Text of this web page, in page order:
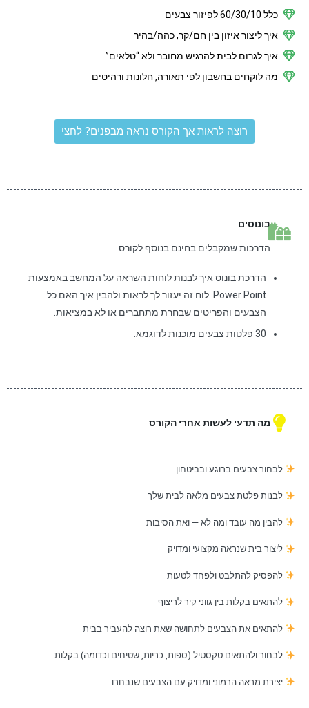
כלל 60/30/10 לפיזור צבעים
איך ליצור איזון בין חם/קר, כהה/בהיר
איך לגרום לבית להרגיש מחובר ולא “טלאים”
מה לוקחים בחשבון לפי תאורה, חלונות ורהיטים
רוצה לראות אך הקורס נראה מבפנים? לחצי
בונוסים
הדרכות שמקבלים בחינם בנוסף לקורס
הדרכת בונוס איך לבנות לוחות השראה על המחשב באמצעות
Power Point. לוח זה יעזור לך לראות ולהבין איך האם כל
הצבעים והפריטים שבחרת מתחברים או לא במציאות.
30 פלטות צבעים מוכנות לדוגמא.
מה תדעי לעשות אחרי הקורס
לבחור צבעים ברוגע ובביטחון
לבנות פלטת צבעים מלאה לבית שלך
להבין מה עובד ומה לא — ואת הסיבות
ליצור בית שנראה מקצועי ומדויק
להפסיק להתלבט ולפחד לטעות
להתאים בקלות בין גווני קיר לריצוף
להתאים את הצבעים לתחושה שאת רוצה להעביר בבית
לבחור ולהתאים טקסטיל (ספות, כריות, שטיחים וכדומה) בקלות
יצירת מראה הרמוני ומדויק עם הצבעים שנבחרו